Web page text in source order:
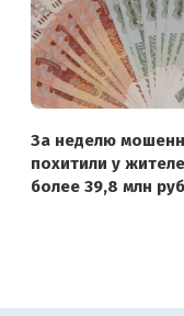
За неделю
похитили у
более 39,8 млн